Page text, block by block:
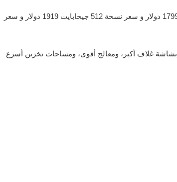
تم تسعير هاتف Pixel 10 Pro Fold بسعر نسخة 256 جيجابايت 1799 دولار و سعر نسخة 512 جيجابايت 1919 دولار و سعر
بشاشة غلاف أكبر، ومعالج أقوى، ومساحات تخزين أسرع